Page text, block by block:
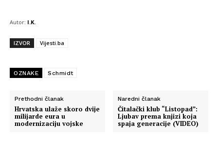
Info
O nama
Kontakt
Impressum
Autor: I.K.
IZVOR Vijesti.ba
OZNAKE Schmidt
Prethodni članak
Hrvatska ulaže skoro dvije
milijarde eura u
modernizaciju vojske
Naredni članak
Čitalački klub “Listopad”:
Ljubav prema knjizi koja
spaja generacije (VIDEO)